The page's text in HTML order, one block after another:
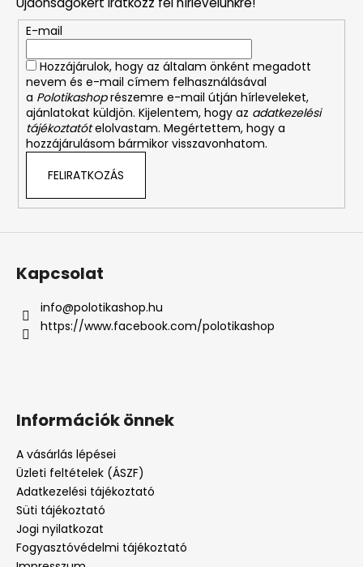
E-mail
Hozzájárulok, hogy az általam önként megadott
nevem és e-mail címem felhasználásával
a Polotikashoprészemre e-mail útján hírleveleket,
ajánlatokat küldjön. Kijelentem, hogy az adatkezelési
tájékoztatót elolvastam. Megértettem, hogy a
hozzájárulásom bármikor visszavonhatom.
FELIRATKOZÁS
Kapcsolat
info@polotikashop.hu
https://www.facebook.com/polotikashop
Információk önnek
A vásárlás lépései
Üzleti feltételek (ÁSZF)
Adatkezelési tájékoztató
Süti tájékoztató
Jogi nyilatkozat
Fogyasztóvédelmi tájékoztató